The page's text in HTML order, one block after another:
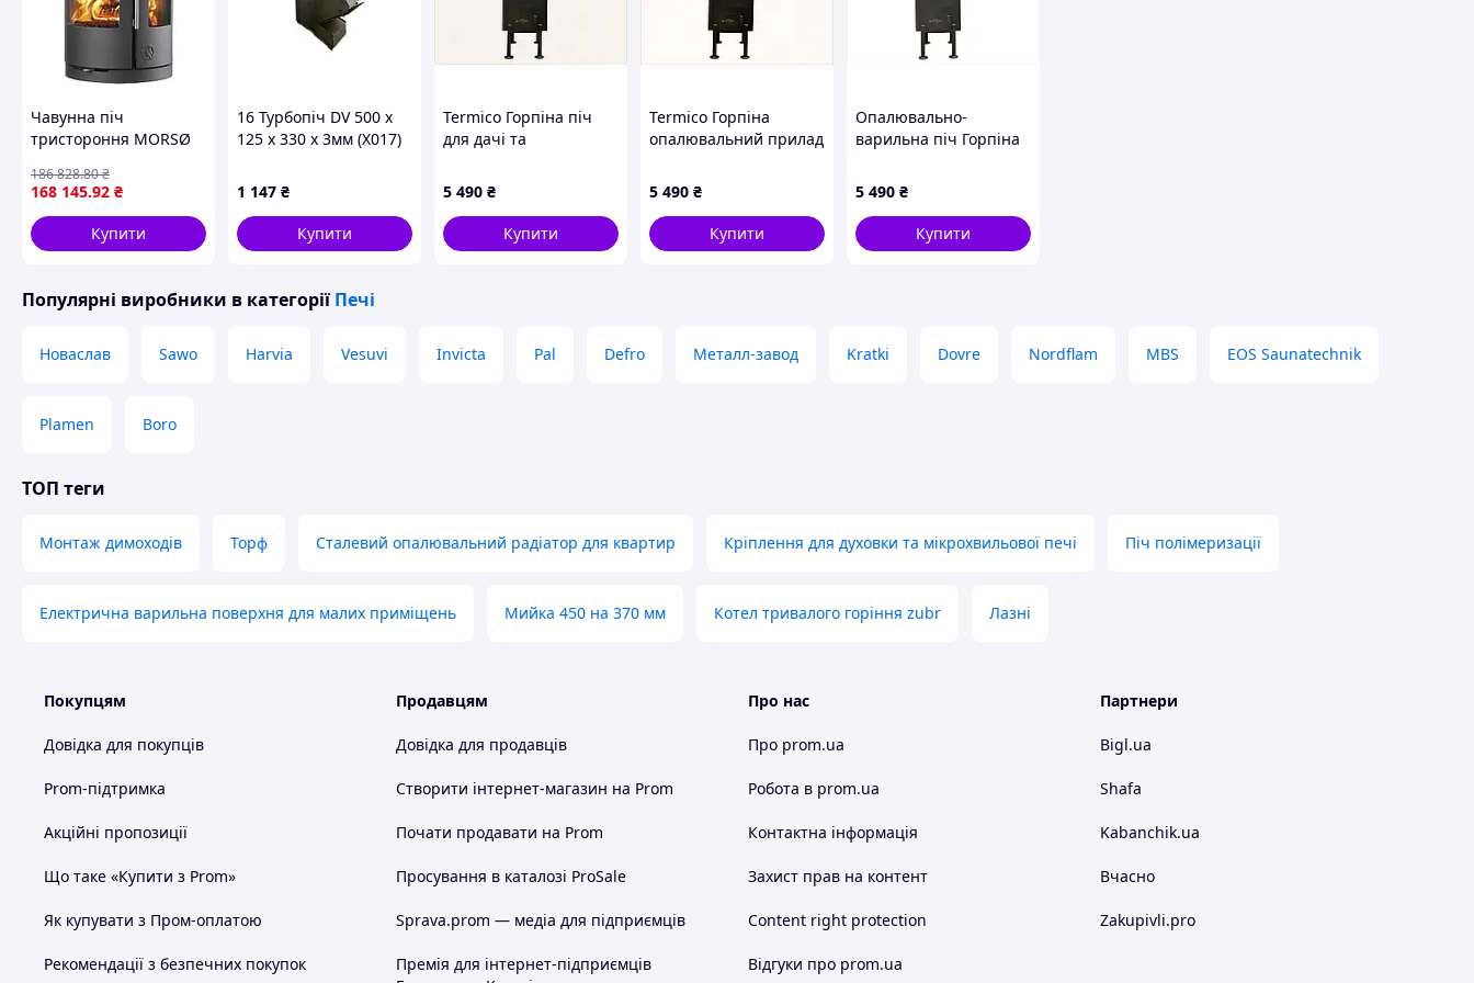
Гарантія 2 роки
1
роботи, година
Діаметр димоходу, мм, не менш
5
(відстань від верхнього краю труби
4
6 Витрата палива, л/год від 0,5 до 1,5
7
Габаритні розміри, мм, не більш ніж
- діаметр топкової камери
310
- довжина
380
8
палива моторних, індустріальних олив
Чавунна піч
тристороння MORSØ
168 145.92 ₴
186 828.80₴
Купити
16 Турбопіч DV 500 x
125 x 330 x 3мм (Х017)
1 147 ₴
Купити
Termico Горпіна піч
для дачі та
7KC621311
5 490 ₴
Купити
Termico Горпіна
опалювальний прилад
5 490 ₴
Купити
Опалювально-
варильна піч Горпіна
5 490 ₴
Купити
Популярні виробники в категорії Печі
Новаслав Sawo Harvia Vesuvi Invicta Pal Defro Металл-завод Kratki Dovre Nordflam MBS EOS Saunatechnik
Plamen Boro
ТОП теги
Монтаж димоходів Торф Сталевий опалювальний радіатор для квартир Кріплення для духовки та мікрохвильової печі Піч полімеризації
Електрична варильна поверхня для малих приміщень Мийка 450 на 370 мм Котел тривалого горіння zubr Лазні
Покупцям
Довідка для покупців
Prom-підтримка
Акційні пропозиції
Що таке «Купити з Prom»
Як купувати з Пром-оплатою
Рекомендації з безпечних покупок
Продавцям
Довідка для продавців
Створити інтернет-магазин на Prom
Почати продавати на Prom
Просування в каталозі ProSale
Sprava.prom — медіа для підприємців
Премія для інтернет-підприємців
Про нас
Про prom.ua
Робота в prom.ua
Контактна інформація
Захист прав на контент
Content right protection
Відгуки про prom.ua
Партнери
Bigl.ua
Shafa
Kabanchik.ua
Вчасно
Zakupivli.pro